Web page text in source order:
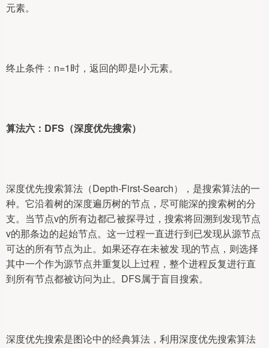
元素。
终止条件：n=1时，返回的即是i小元素。
算法六：DFS（深度优先搜索）
深度优先搜索算法（Depth-First-Search），是搜索算法的一
种。它沿着树的深度遍历树的节点，尽可能深的搜索树的分
支。当节点v的所有边都己被探寻过，搜索将回溯到发现节点
v的那条边的起始节点。这一过程一直进行到已发现从源节点
可达的所有节点为止。如果还存在未被发 现的节点，则选择
其中一个作为源节点并重复以上过程，整个进程反复进行直
到所有节点都被访问为止。DFS属于盲目搜索。
深度优先搜索是图论中的经典算法，利用深度优先搜索算法